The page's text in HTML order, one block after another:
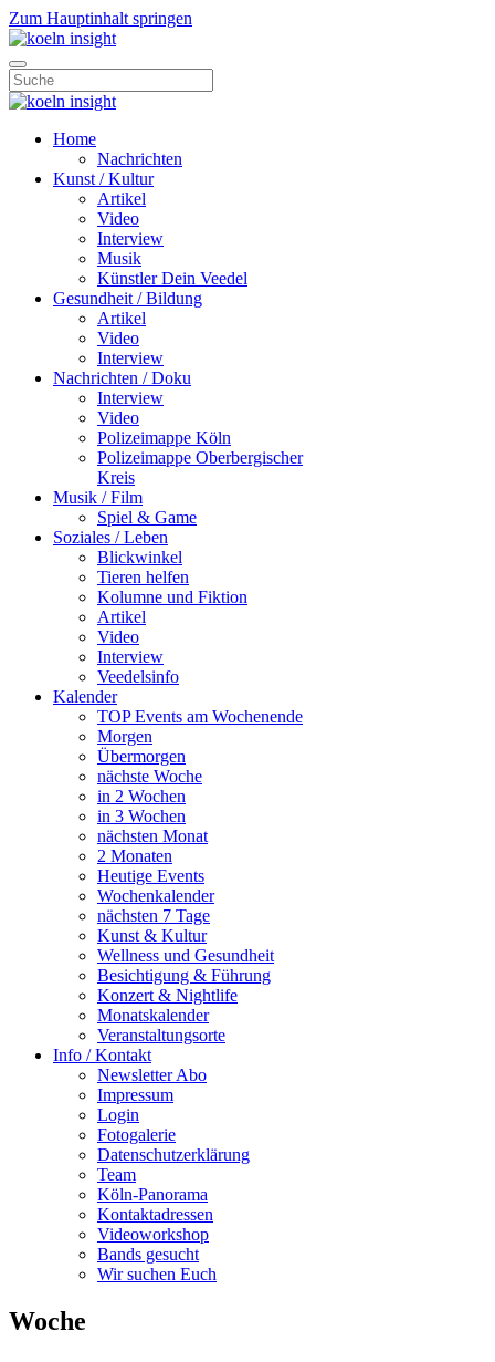
Zum Hauptinhalt springen
Home
Nachrichten
Kunst / Kultur
Artikel
Video
Interview
Musik
Künstler Dein Veedel
Gesundheit / Bildung
Artikel
Video
Interview
Nachrichten / Doku
Interview
Video
Polizeimappe Köln
Polizeimappe Oberbergischer
Kreis
Musik / Film
Spiel & Game
Soziales / Leben
Blickwinkel
Tieren helfen
Kolumne und Fiktion
Artikel
Video
Interview
Veedelsinfo
Kalender
TOP Events am Wochenende
Morgen
Übermorgen
nächste Woche
in 2 Wochen
in 3 Wochen
nächsten Monat
2 Monaten
Heutige Events
Wochenkalender
nächsten 7 Tage
Kunst & Kultur
Wellness und Gesundheit
Besichtigung & Führung
Konzert & Nightlife
Monatskalender
Veranstaltungsorte
Info / Kontakt
Newsletter Abo
Impressum
Login
Fotogalerie
Datenschutzerklärung
Team
Köln-Panorama
Kontaktadressen
Videoworkshop
Bands gesucht
Wir suchen Euch
Woche